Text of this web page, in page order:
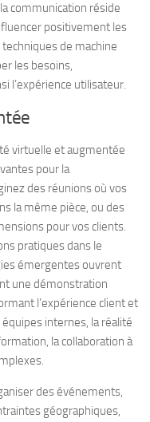
communication réside
positivement les
de machine
les besoins,
l’expérience utilisateur.
virtuelle et augmentée
pour la
des réunions où vos
la même pièce, ou des
pour vos clients.
pratiques dans le
émergentes ouvrent
une démonstration
l’expérience client et
internes, la réalité
la collaboration à
des événements,
géographiques,